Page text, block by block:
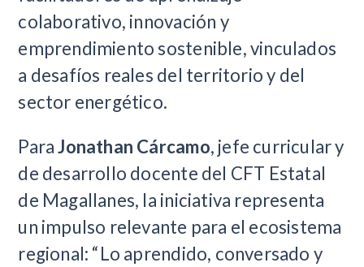
colaborativo, innovación y
emprendimiento sostenible, vinculados
a desafíos reales del territorio y del
sector energético.
ParaJonathan Cárcamo, jefe curricular y
de desarrollo docente del CFT Estatal
de Magallanes, la iniciativa representa
un impulso relevante para el ecosistema
regional: “Lo aprendido, conversado y